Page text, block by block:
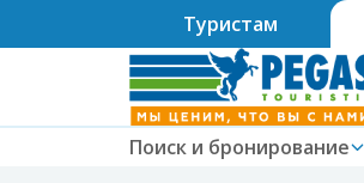
Туристам
Поиск и бронирование